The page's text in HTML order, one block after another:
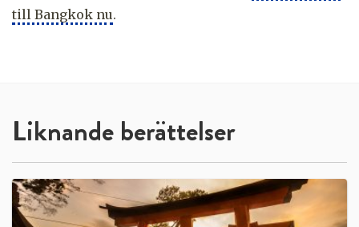
till Bangkok nu.
Liknande berättelser